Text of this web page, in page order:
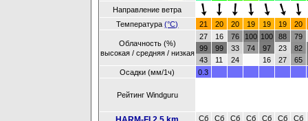
Направление ветра
Температура(°C) 21 20 20 19 19 19 20
Облачность (%)
высокая / средняя / низкая
27
99
43
16
99
11
76
33
24
100
74
100
97
16
88
23
27
79
82
65
Осадки (мм/1ч)
0.3
Рейтинг Windguru
Сб
Сб
Сб
Сб
Сб
Сб
Сб